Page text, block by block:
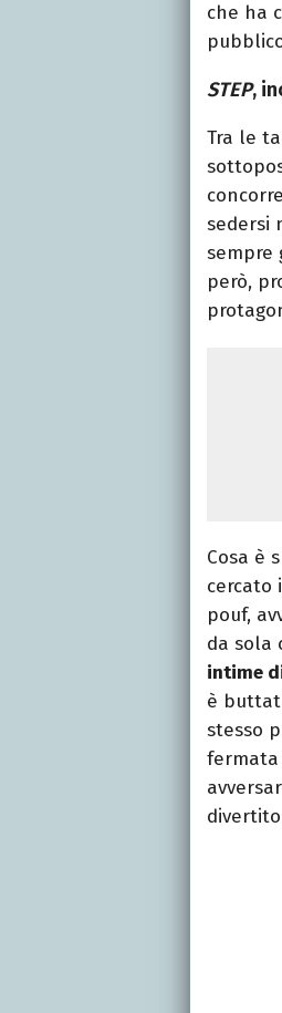
che ha
STEP,
Tra le
sedersi
sempre
però,
Cosa è
cercato
pouf,
da sola
intime
è
stesso
fermata